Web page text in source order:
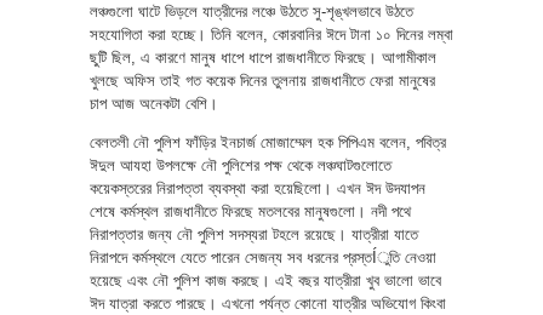
লঞ্চগুলো ঘাটে ভিড়লে যাত্রীদের লঞ্চে উঠতে সু-শৃঙ্খলভাবে উঠতে
সহযোগিতা করা হচ্ছে। তিনি বলেন, কোরবানির ঈদে টানা ১০ দিনের লম্বা
ছুটি ছিল, এ কারণে মানুষ ধাপে ধাপে রাজধানীতে ফিরছে। আগামীকাল
খুলছে অফিস তাই গত কয়েক দিনের তুলনায় রাজধানীতে ফেরা মানুষের
চাপ আজ অনেকটা বেশি।
বেলতলী নৌ পুলিশ ফাঁড়ির ইনচার্জ মোজাম্মেল হক পিপিএম বলেন, পবিত্র
ঈদুল আযহা উপলক্ষে নৌ পুলিশের পক্ষ থেকে লঞ্চঘাটগুলোতে
কয়েকস্তরের নিরাপত্তা ব্যবস্থা করা হয়েছিলো। এখন ঈদ উদযাপন
শেষে কর্মস্থল রাজধানীতে ফিরছে মতলবের মানুষগুলো। নদী পথে
নিরাপত্তার জন্য নৌ পুলিশ সদস্যরা টহলে রয়েছে। যাত্রীরা যাতে
নিরাপদে কর্মস্থলে যেতে পারেন সেজন্য সব ধরনের প্রস্তÍুতি নেওয়া
হয়েছে এবং নৌ পুলিশ কাজ করছে। এই বছর যাত্রীরা খুব ভালো ভাবে
ঈদ যাত্রা করতে পারছে। এখনো পর্যন্ত কোনো যাত্রীর অভিযোগ কিংবা